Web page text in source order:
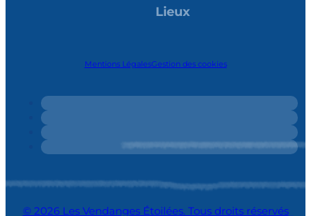
Lieux
Mentions LégalesGestion des cookies
© 2026 Les Vendanges Étoilées. Tous droits réservés